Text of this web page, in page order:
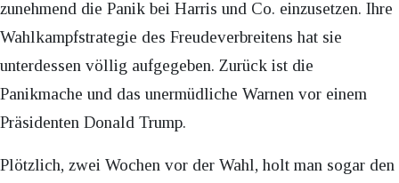
zunehmend die Panik bei Harris und Co. einzusetzen. Ihre
Wahlkampfstrategie des Freudeverbreitens hat sie
unterdessen völlig aufgegeben. Zurück ist die
Panikmache und das unermüdliche Warnen vor einem
Präsidenten Donald Trump.
Plötzlich, zwei Wochen vor der Wahl, holt man sogar den